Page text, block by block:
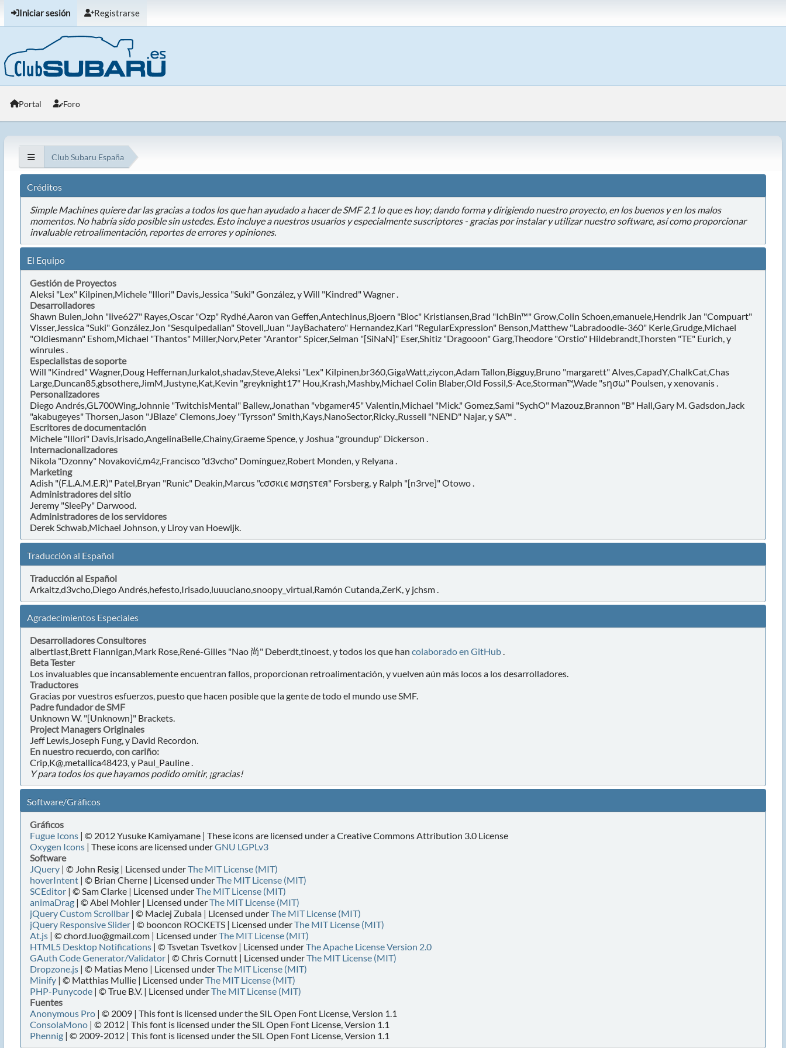
Iniciar sesión Registrarse
Portal Foro
Club Subaru España
Créditos
Simple Machines quiere dar las gracias a todos los que han ayudado a hacer de SMF 2.1 lo que es hoy; dando forma y dirigiendo nuestro proyecto, en los buenos y en los malos
momentos. No habría sido posible sin ustedes. Esto incluye a nuestros usuarios y especialmente suscriptores - gracias por instalar y utilizar nuestro software, así como proporcionar
invaluable retroalimentación, reportes de errores y opiniones.
El Equipo
Gestión de Proyectos
Aleksi "Lex" Kilpinen,Michele "Illori" Davis,Jessica "Suki" González, y Will "Kindred" Wagner .
Desarrolladores
Shawn Bulen,John "live627" Rayes,Oscar "Ozp" Rydhé,Aaron van Geffen,Antechinus,Bjoern "Bloc" Kristiansen,Brad "IchBin™" Grow,Colin Schoen,emanuele,Hendrik Jan "Compuart"
Visser,Jessica "Suki" González,Jon "Sesquipedalian" Stovell,Juan "JayBachatero" Hernandez,Karl "RegularExpression" Benson,Matthew "Labradoodle-360" Kerle,Grudge,Michael
"Oldiesmann" Eshom,Michael "Thantos" Miller,Norv,Peter "Arantor" Spicer,Selman "[SiNaN]" Eser,Shitiz "Dragooon" Garg,Theodore "Orstio" Hildebrandt,Thorsten "TE" Eurich, y
winrules .
Especialistas de soporte
Will "Kindred" Wagner,Doug Heffernan,lurkalot,shadav,Steve,Aleksi "Lex" Kilpinen,br360,GigaWatt,ziycon,Adam Tallon,Bigguy,Bruno "margarett" Alves,CapadY,ChalkCat,Chas
Large,Duncan85,gbsothere,JimM,Justyne,Kat,Kevin "greyknight17" Hou,Krash,Mashby,Michael Colin Blaber,Old Fossil,S-Ace,Storman™,Wade "sησω" Poulsen, y xenovanis .
Personalizadores
Diego Andrés,GL700Wing,Johnnie "TwitchisMental" Ballew,Jonathan "vbgamer45" Valentin,Michael "Mick." Gomez,Sami "SychO" Mazouz,Brannon "B" Hall,Gary M. Gadsdon,Jack
"akabugeyes" Thorsen,Jason "JBlaze" Clemons,Joey "Tyrsson" Smith,Kays,NanoSector,Ricky.,Russell "NEND" Najar, y SA™ .
Escritores de documentación
Michele "Illori" Davis,Irisado,AngelinaBelle,Chainy,Graeme Spence, y Joshua "groundup" Dickerson .
Internacionalizadores
Nikola "Dzonny" Novaković,m4z,Francisco "d3vcho" Domínguez,Robert Monden, y Relyana .
Marketing
Adish "(F.L.A.M.E.R)" Patel,Bryan "Runic" Deakin,Marcus "cσσкιє мσηѕтєя" Forsberg, y Ralph "[n3rve]" Otowo .
Administradores del sitio
Jeremy "SleePy" Darwood.
Administradores de los servidores
Derek Schwab,Michael Johnson, y Liroy van Hoewijk.
Traducción al Español
Traducción al Español
Arkaitz,d3vcho,Diego Andrés,hefesto,Irisado,luuuciano,snoopy_virtual,Ramón Cutanda,ZerK, y jchsm .
Agradecimientos Especiales
Desarrolladores Consultores
albertlast,Brett Flannigan,Mark Rose,René-Gilles "Nao 尚" Deberdt,tinoest, y todos los que han colaborado en GitHub.
Beta Tester
Los invaluables que incansablemente encuentran fallos, proporcionan retroalimentación, y vuelven aún más locos a los desarrolladores.
Traductores
Gracias por vuestros esfuerzos, puesto que hacen posible que la gente de todo el mundo use SMF.
Padre fundador de SMF
Unknown W. "[Unknown]" Brackets.
Project Managers Originales
Jeff Lewis,Joseph Fung, y David Recordon.
En nuestro recuerdo, con cariño:
Crip,K@,metallica48423, y Paul_Pauline .
Y para todos los que hayamos podido omitir, ¡gracias!
Software/Gráficos
Gráficos
Fugue Icons| © 2012 Yusuke Kamiyamane | These icons are licensed under a Creative Commons Attribution 3.0 License
Oxygen Icons| These icons are licensed underGNU LGPLv3
Software
JQuery| © John Resig | Licensed underThe MIT License (MIT)
hoverIntent| © Brian Cherne | Licensed underThe MIT License (MIT)
SCEditor| © Sam Clarke | Licensed underThe MIT License (MIT)
animaDrag| © Abel Mohler | Licensed underThe MIT License (MIT)
jQuery Custom Scrollbar| © Maciej Zubala | Licensed underThe MIT License (MIT)
jQuery Responsive Slider| © booncon ROCKETS | Licensed underThe MIT License (MIT)
At.js| © chord.luo@gmail.com | Licensed underThe MIT License (MIT)
HTML5 Desktop Notifications| © Tsvetan Tsvetkov | Licensed underThe Apache License Version 2.0
GAuth Code Generator/Validator| © Chris Cornutt | Licensed underThe MIT License (MIT)
Dropzone.js| © Matias Meno | Licensed underThe MIT License (MIT)
Minify| © Matthias Mullie | Licensed underThe MIT License (MIT)
PHP-Punycode| © True B.V. | Licensed underThe MIT License (MIT)
Fuentes
Anonymous Pro| © 2009 | This font is licensed under the SIL Open Font License, Version 1.1
ConsolaMono| © 2012 | This font is licensed under the SIL Open Font License, Version 1.1
Phennig| © 2009-2012 | This font is licensed under the SIL Open Font License, Version 1.1